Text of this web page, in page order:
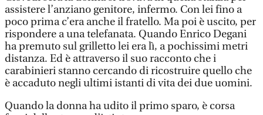
assistere l’anziano genitore, infermo. Con lei fino a
poco prima c’era anche il fratello. Ma poi è uscito, per
rispondere a una telefanata. Quando Enrico Degani
ha premuto sul grilletto lei era lì, a pochissimi metri
distanza. Ed è attraverso il suo racconto che i
carabinieri stanno cercando di ricostruire quello che
è accaduto negli ultimi istanti di vita dei due uomini.
Quando la donna ha udito il primo sparo, è corsa